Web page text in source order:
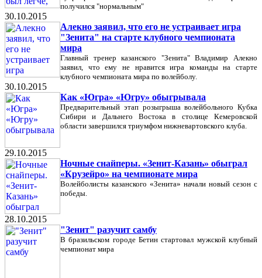
получился "нормальным"
30.10.2015
Алекно заявил, что его не устраивает игра
"Зенита" на старте клубного чемпионата
мира
Главный тренер казанского "Зенита" Владимир Алекно
заявил, что ему не нравится игра команды на старте
клубного чемпионата мира по волейболу.
30.10.2015
Как «Югра» «Югру» обыгрывала
Предварительный этап розыгрыша волейбольного Кубка
Сибири и Дальнего Востока в столице Кемеровской
области завершился триумфом нижневартовского клуба.
29.10.2015
Ночные снайперы. «Зенит-Казань» обыграл
«Крузейро» на чемпионате мира
Волейболисты казанского «Зенита» начали новый сезон с
победы.
28.10.2015
"Зенит" разучит самбу
В бразильском городе Бетин стартовал мужской клубный
чемпионат мира